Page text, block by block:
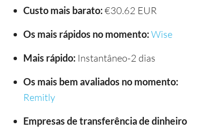
Custo mais barato: €30.62 EUR
Os mais rápidos no momento: Wise
Mais rápido: Instantâneo-2 dias
Os mais bem avaliados no momento:
Remitly
Empresas de transferência de dinheiro